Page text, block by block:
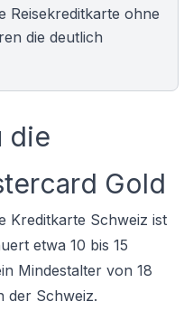
Reisekreditkarte ohne
die deutlich
die
Gold
Kreditkarte Schweiz ist
etwa 10 bis 15
Mindestalter von 18
der Schweiz.